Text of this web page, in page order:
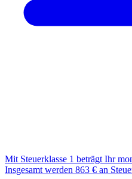
Mit Steuerklasse 1 beträgt Ihr
Insgesamt werden 863 € an